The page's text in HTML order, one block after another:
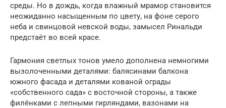
среды. Но в дождь, когда влажный мрамор становится
неожиданно насыщенным по цвету, на фоне серого
неба и свинцовой невской воды, замысел Ринальди
предстаёт во всей красе.
Гармония светлых тонов умело дополнена немногими
вызолоченными деталями: балясинами балкона
южного фасада и деталями кованой ограды
«собственного сада» с восточной стороны, а также
филёнками с лепными гирляндами, вазонами на